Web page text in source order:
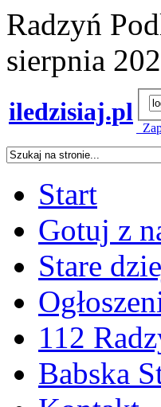
Radzyń
sierpnia
iledzisiaj.pl
Start
Gotuj z
Stare
112
Babska